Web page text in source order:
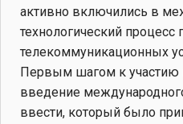
активно включились в
технологический процесс
телекоммуникационных
Первым шагом к участию
введение
ввести, который было